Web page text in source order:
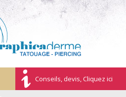
Conseils, devis, Cliquez ici